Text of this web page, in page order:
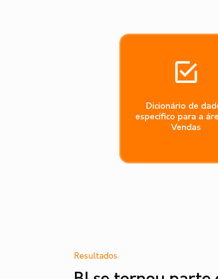
Dicionário de
específico para a
Vendas
Resultados